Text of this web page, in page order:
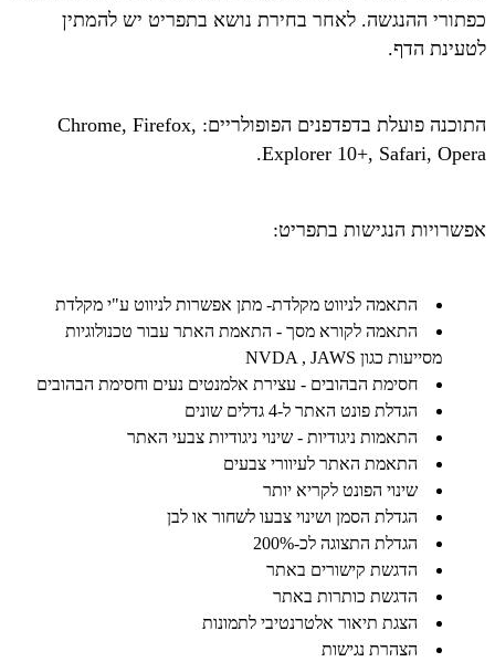
כפתורי ההנגשה. לאחר בחירת נושא בתפריט יש להמתין
לטעינת הדף.
התוכנה פועלת בדפדפנים הפופולריים: Chrome, Firefox,
Explorer 10+, Safari, Opera.
אפשרויות הנגישות בתפריט:
התאמה לניווט מקלדת- מתן אפשרות לניווט ע"י מקלדת
התאמה לקורא מסך - התאמת האתר עבור טכנולוגיות
מסייעות כגון NVDA , JAWS
חסימת הבהובים - עצירת אלמנטים נעים וחסימת הבהובים
הגדלת פונט האתר ל-4 גדלים שונים
התאמות ניגודיות - שינוי ניגודיות צבעי האתר
התאמת האתר לעיוורי צבעים
שינוי הפונט לקריא יותר
הגדלת הסמן ושינוי צבעו לשחור או לבן
הגדלת התצוגה לכ-200%
הדגשת קישורים באתר
הדגשת כותרות באתר
הצגת תיאור אלטרנטיבי לתמונות
הצהרת נגישות